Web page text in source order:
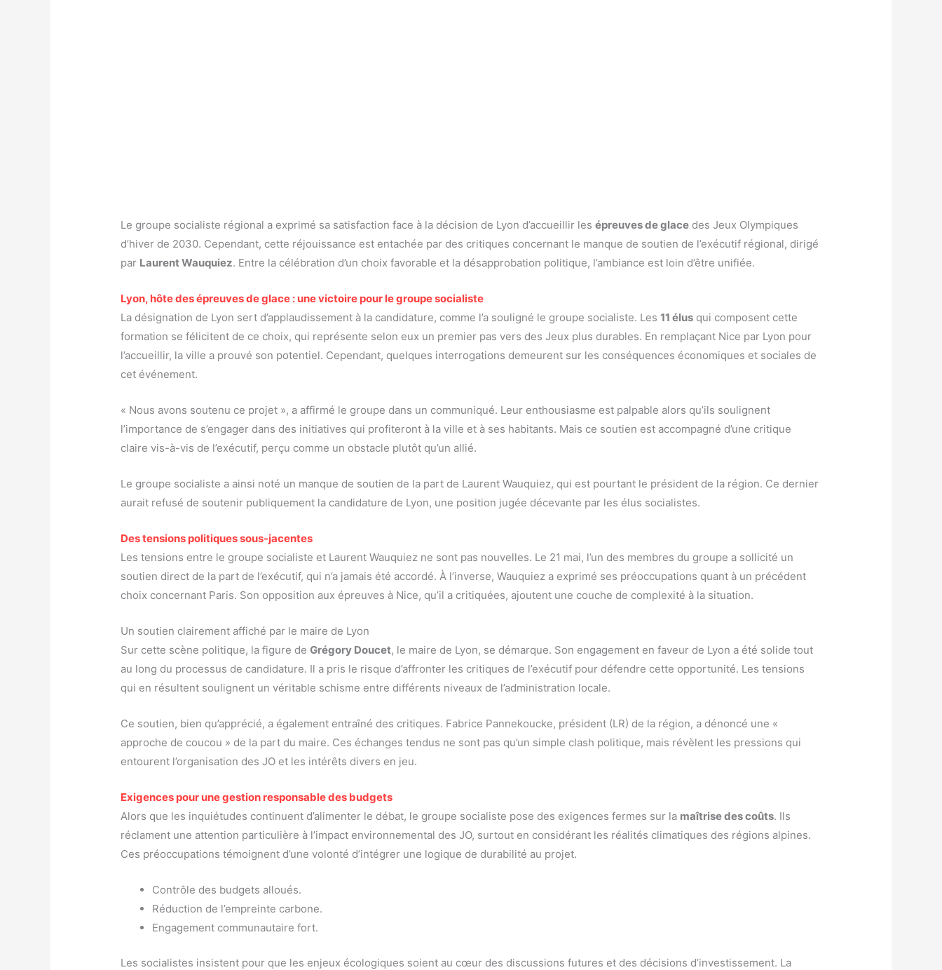
Le groupe socialiste régional a exprimé sa satisfaction face à la décision de Lyon d’accueillir lesépreuves de glace des Jeux Olympiques
d’hiver de 2030. Cependant, cette réjouissance est entachée par des critiques concernant le manque de soutien de l’exécutif régional, dirigé
par Laurent Wauquiez. Entre la célébration d’un choix favorable et la désapprobation politique, l’ambiance est loin d’être unifiée.
Lyon, hôte des épreuves de glace : une victoire pour le groupe socialiste
La désignation de Lyon sert d’applaudissement à la candidature, comme l’a souligné le groupe socialiste. Les11 élus qui composent cette
formation se félicitent de ce choix, qui représente selon eux un premier pas vers des Jeux plus durables. En remplaçant Nice par Lyon pour
l’accueillir, la ville a prouvé son potentiel. Cependant, quelques interrogations demeurent sur les conséquences économiques et sociales de
cet événement.
« Nous avons soutenu ce projet », a affirmé le groupe dans un communiqué. Leur enthousiasme est palpable alors qu’ils soulignent
l’importance de s’engager dans des initiatives qui profiteront à la ville et à ses habitants. Mais ce soutien est accompagné d’une critique
claire vis-à-vis de l’exécutif, perçu comme un obstacle plutôt qu’un allié.
Le groupe socialiste a ainsi noté un manque de soutien de la part de Laurent Wauquiez, qui est pourtant le président de la région. Ce dernier
aurait refusé de soutenir publiquement la candidature de Lyon, une position jugée décevante par les élus socialistes.
Des tensions politiques sous-jacentes
Les tensions entre le groupe socialiste et Laurent Wauquiez ne sont pas nouvelles. Le 21 mai, l’un des membres du groupe a sollicité un
soutien direct de la part de l’exécutif, qui n’a jamais été accordé. À l’inverse, Wauquiez a exprimé ses préoccupations quant à un précédent
choix concernant Paris. Son opposition aux épreuves à Nice, qu’il a critiquées, ajoutent une couche de complexité à la situation.
Un soutien clairement affiché par le maire de Lyon
Sur cette scène politique, la figure deGrégory Doucet, le maire de Lyon, se démarque. Son engagement en faveur de Lyon a été solide tout
au long du processus de candidature. Il a pris le risque d’affronter les critiques de l’exécutif pour défendre cette opportunité. Les tensions
qui en résultent soulignent un véritable schisme entre différents niveaux de l’administration locale.
Ce soutien, bien qu’apprécié, a également entraîné des critiques. Fabrice Pannekoucke, président (LR) de la région, a dénoncé une «
approche de coucou » de la part du maire. Ces échanges tendus ne sont pas qu’un simple clash politique, mais révèlent les pressions qui
entourent l’organisation des JO et les intérêts divers en jeu.
Exigences pour une gestion responsable des budgets
Alors que les inquiétudes continuent d’alimenter le débat, le groupe socialiste pose des exigences fermes sur la maîtrise des coûts. Ils
réclament une attention particulière à l’impact environnemental des JO, surtout en considérant les réalités climatiques des régions alpines.
Ces préoccupations témoignent d’une volonté d’intégrer une logique de durabilité au projet.
Contrôle des budgets alloués.
Réduction de l’empreinte carbone.
Engagement communautaire fort.
Les socialistes insistent pour que les enjeux écologiques soient au cœur des discussions futures et des décisions d’investissement. La